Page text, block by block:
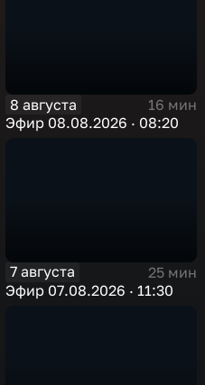
8 августа
16 мин
Эфир 08.08.2026 · 08:20
7 августа
25 мин
Эфир 07.08.2026 · 11:30